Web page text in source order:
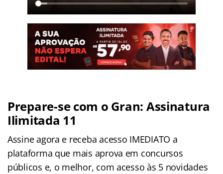
Prepare-se com o Gran: Assinatura
Ilimitada 11
Assine agora e receba acesso IMEDIATO a
plataforma que mais aprova em concursos
públicos e, o melhor, com acesso às 5 novidades